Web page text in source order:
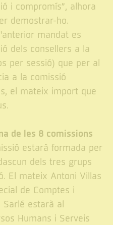
i compromís”, alhora
demostrar-ho.
mandat es
dels consellers a la
per sessió) que per al
a la comissió
el mateix import que
de les 8 comissions
estarà formada per
dels tres grups
El mateix Antoni Villas
de Comptes i
Sarlé estarà al
Humans i Serveis